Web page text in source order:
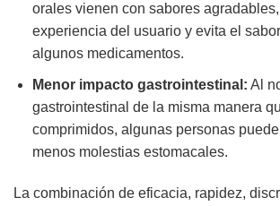
orales vienen con sabores
experiencia del usuario y evita el
algunos medicamentos.
Menor impacto gastrointestinal: Al
gastrointestinal de la misma manera
comprimidos, algunas personas
menos molestias estomacales.
La combinación de eficacia, rapidez,